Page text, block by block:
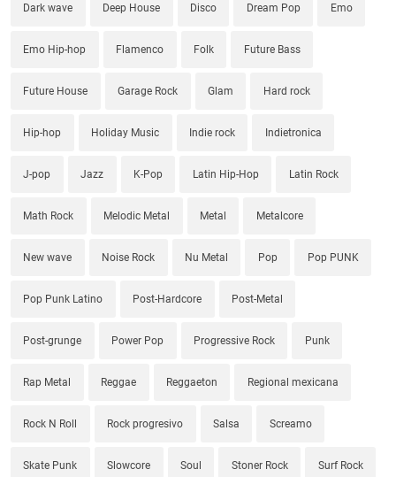
Dark wave Deep House Disco Dream Pop Emo
Emo Hip-hop Flamenco Folk Future Bass
Future House Garage Rock Glam Hard rock
Hip-hop Holiday Music Indie rock Indietronica
J-pop Jazz K-Pop Latin Hip-Hop Latin Rock
Math Rock Melodic Metal Metal Metalcore
New wave Noise Rock Nu Metal Pop Pop PUNK
Pop Punk Latino Post-Hardcore Post-Metal
Post-grunge Power Pop Progressive Rock Punk
Rap Metal Reggae Reggaeton Regional mexicana
Rock N Roll Rock progresivo Salsa Screamo
Skate Punk Slowcore Soul Stoner Rock Surf Rock